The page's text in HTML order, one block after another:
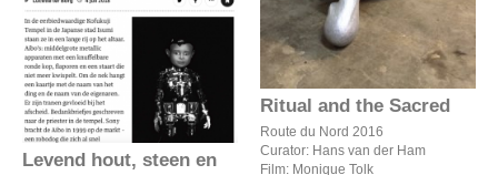
Ritual and the Sacred
Route du Nord 2016
Curator: Hans van der Ham
Film: Monique Tolk
Levend hout, steen en
plastic op Anima Mundi
Levend hout, steen en